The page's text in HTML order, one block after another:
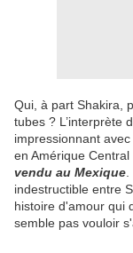
Qui, à part Shakira,
tubes ? L’interprète
impressionnant avec
en Amérique Central
vendu au Mexique
indestructible entre
histoire d'amour qui
semble pas vouloir